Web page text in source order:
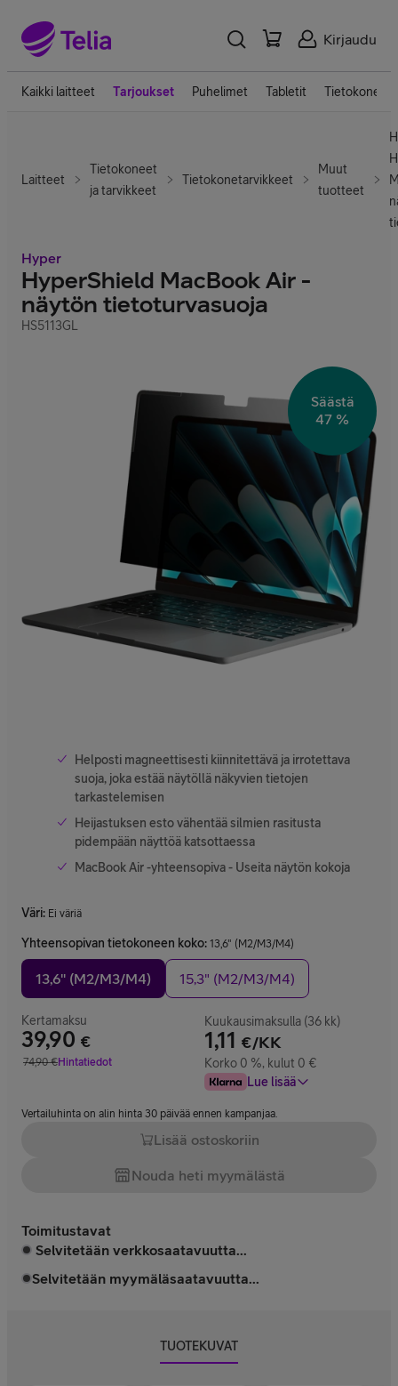
Kirjaudu
Kaikki laitteet Tarjoukset Puhelimet Tabletit Tietokoneet
Laitteet
Tietokoneet
ja tarvikkeet
Tietokonetarvikkeet
Muut
tuotteet
Säästä
47 %
Hyper
HyperShield MacBook Air -
näytön tietoturvasuoja
HS5113GL
Helposti magneettisesti kiinnitettävä ja irrotettava
suoja, joka estää näytöllä näkyvien tietojen
tarkastelemisen
Heijastuksen esto vähentää silmien rasitusta
pidempään näyttöä katsottaessa
MacBook Air -yhteensopiva - Useita näytön kokoja
Väri: Ei väriä
Yhteensopivan tietokoneen koko: 13,6" (M2/M3/M4)
13,6" (M2/M3/M4) 15,3" (M2/M3/M4)
Kertamaksu
39,90 €
Hinta 39,90 €
74,90€
Vertailuhinta 74,90 €
Hintatiedot
Kuukausimaksulla (36 kk)
1,11 €/KK
Korko 0 %, kulut 0 €
Lue lisää
Vertailuhinta on alin hinta 30 päivää ennen kampanjaa.
Lisää ostoskoriin
Nouda heti myymälästä
Toimitustavat
Selvitetään verkkosaatavuutta...
Selvitetään myymäläsaatavuutta...
TUOTEKUVAT